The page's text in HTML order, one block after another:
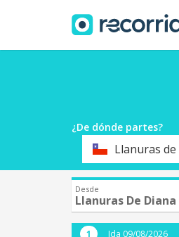
¿De dónde partes?
OrigenLlanuras de
Desde
Llanuras De Diana
Ida 09/08/2026